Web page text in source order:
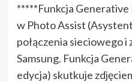
*****Funkcja
w Photo Assist
połączenia sieciowego i
Samsung. Funkcja
edycja) skutkuje